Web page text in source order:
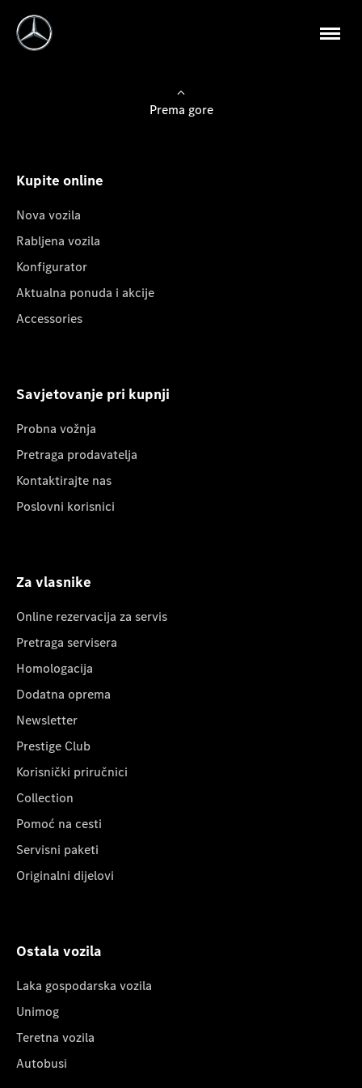
Prema gore
Kupite online
Nova vozila
Rabljena vozila
Konfigurator
Aktualna ponuda i akcije
Accessories
Savjetovanje pri kupnji
Probna vožnja
Pretraga prodavatelja
Kontaktirajte nas
Poslovni korisnici
Za vlasnike
Online rezervacija za servis
Pretraga servisera
Homologacija
Dodatna oprema
Newsletter
Prestige Club
Korisnički priručnici
Collection
Pomoć na cesti
Servisni paketi
Originalni dijelovi
Ostala vozila
Laka gospodarska vozila
Unimog
Teretna vozila
Autobusi